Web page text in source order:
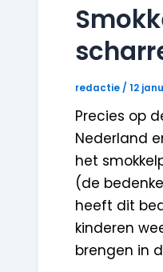
redactie/12
Precies op
Nederland
het
(de
heeft dit
kinderen
brengen in